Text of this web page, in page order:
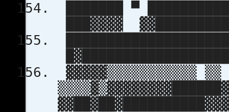
███████ ▀
███▓▓▓▓
▓▓▓▓▓▒▒▒▒▒▒▒▒▒▒▒ ▒▒
▓▓██▓██▓██████████▓▓▓